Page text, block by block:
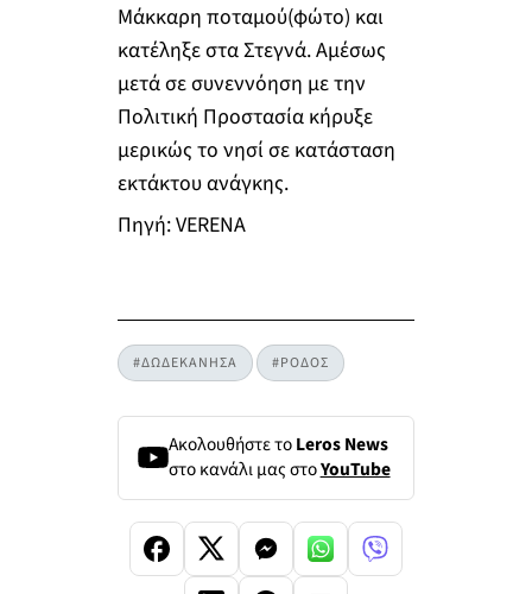
Μάκκαρη ποταμού(φώτο) και
κατέληξε στα Στεγνά. Αμέσως
μετά σε συνεννόηση με την
Πολιτική Προστασία κήρυξε
μερικώς το νησί σε κατάσταση
εκτάκτου ανάγκης.
Πηγή: VERENA
#ΔΩΔΕΚΑΝΗΣΑ #ΡΟΔΟΣ
Ακολουθήστε τοLeros News
στο κανάλι μας στοYouTube